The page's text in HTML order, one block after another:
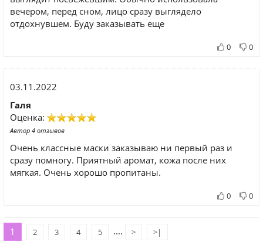
вечером, перед сном, лицо сразу выглядело
отдохнувшем. Буду заказывать еще
0 0
03.11.2022
Галя
Оценка:
Автор 4 отзывов
Очень классные маски заказываю ни первый раз и
сразу помногу. Приятный аромат, кожа после них
мягкая. Очень хорошо пропитаны.
0 0
1 2 3 4 5 .... > >|